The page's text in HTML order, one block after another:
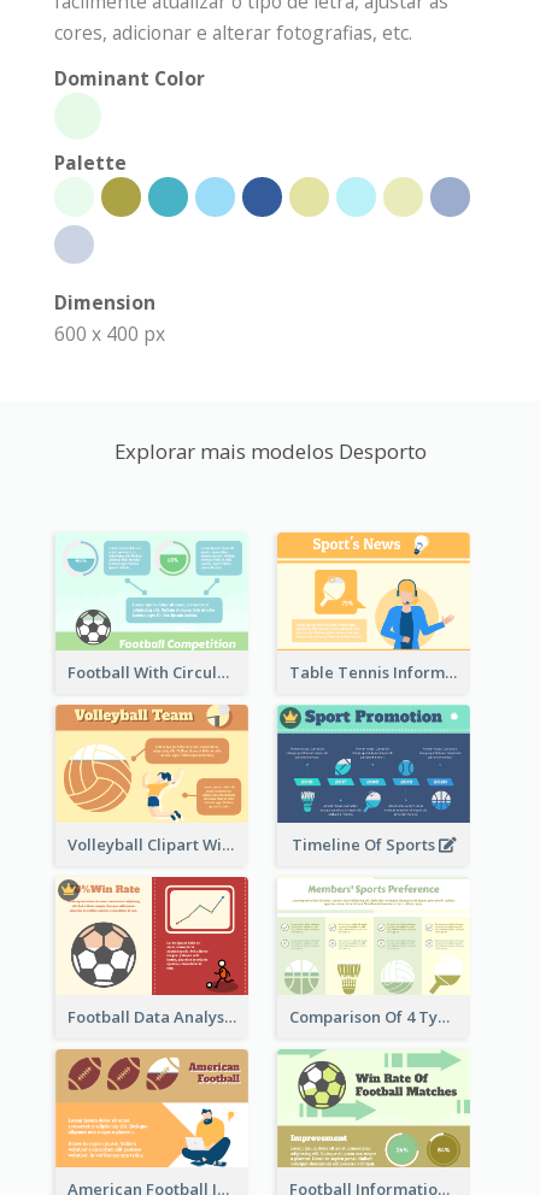
cores, adicionar e alterar fotografias, etc.
Dominant Color
Palette
Dimension
600 x 400 px
Explorar mais modelos Desporto
Football With Circular Chart Table Tennis Informative Clipart
Volleyball Clipart With Details Timeline Of Sports
Football Data Analysis Comparison Of 4 Types of Sports
American Football Information Football Information